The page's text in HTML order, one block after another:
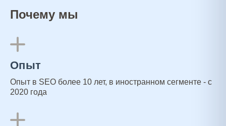
Почему мы
Опыт
Опыт в SEO более 10 лет, в иностранном сегменте - с
2020 года